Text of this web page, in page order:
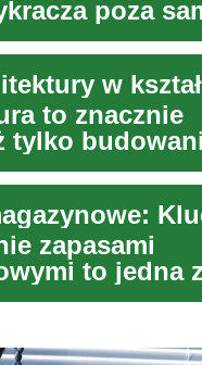
poza
przestrzeni,
to znacznie
tylko
sztuka i
zapasami
to jedna
kwestii w
efektywnego
od